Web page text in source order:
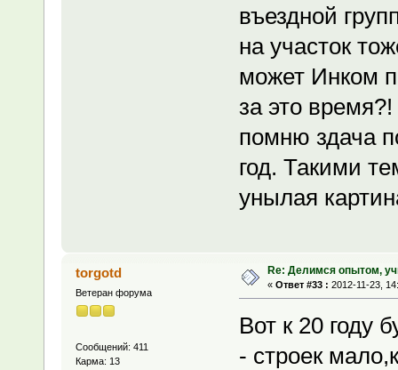
въездной
на участок
может Инком
за это
помню здача
год. Такими
унылая
torgotd
Ветеран форума
Сообщений: 411
Карма: 13
Re: Делимся опытом,
« Ответ #33 : 2012-11-23,
Вот к 20 году
- строек